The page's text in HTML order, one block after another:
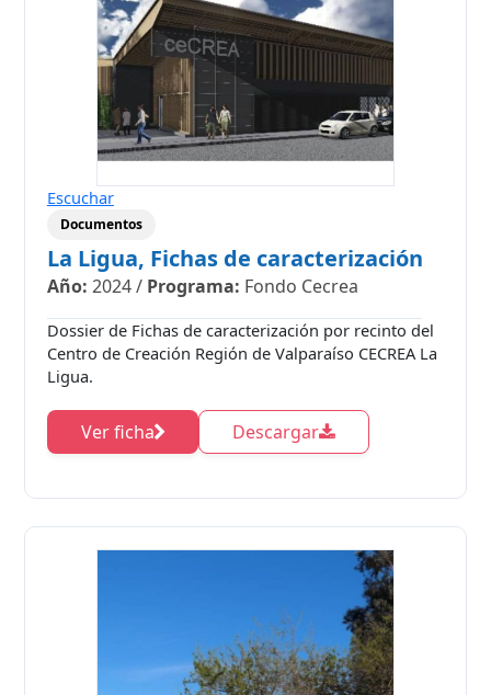
Escuchar
Documentos
La Ligua, Fichas de caracterización
Año: 2024/ Programa: Fondo Cecrea
Dossier de Fichas de caracterización por recinto del
Centro de Creación Región de Valparaíso CECREA La
Ligua.
Ver ficha Descargar